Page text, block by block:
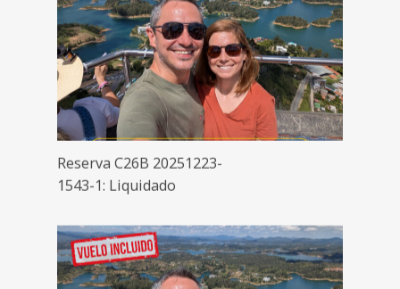
Reserva C26B 20251223-
1543-1: Liquidado